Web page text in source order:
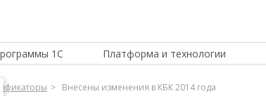
1С Платформа и технологии
Внесены изменения в КБК 2014 года